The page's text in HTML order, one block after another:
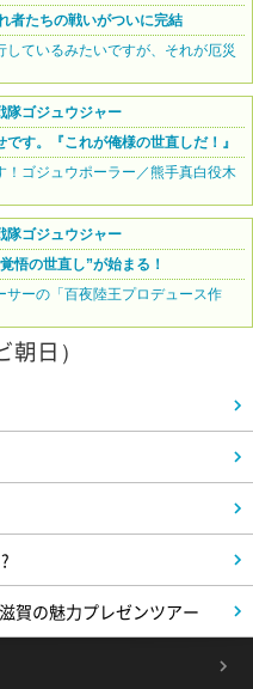
者たちの戦いがついに完結
ているみたいですが、それが厄災
隊ゴジュウジャー
す。『これが俺様の世直しだ！』
！ゴジュウポーラー／熊手真白役木
隊ゴジュウジャー
悟の世直し”が始まる！
ーの「百夜陸王プロデュース作
日）
賀の魅力プレゼンツアー